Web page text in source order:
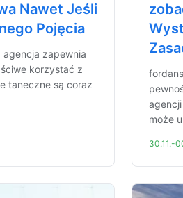
Nawet Jeśli
Pojęcia
zapewnia
korzystać z
taneczne są coraz
może
30.11.-